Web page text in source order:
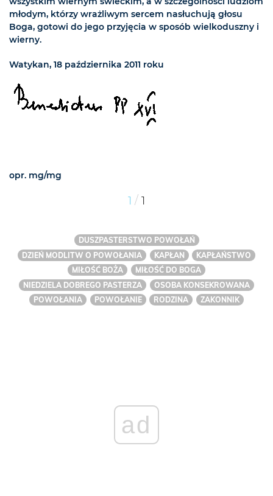
młodym, którzy wrażliwym sercem nasłuchują głosu
Boga, gotowi do jego przyjęcia w sposób wielkoduszny i
wierny.
Watykan, 18 października 2011 roku
opr. mg/mg
1 / 1
DUSZPASTERSTWO POWOŁAŃ
DZIEŃ MODLITW O POWOŁANIA
KAPŁAN
KAPŁAŃSTWO
MIŁOŚĆ BOŻA
MIŁOŚĆ DO BOGA
NIEDZIELA DOBREGO PASTERZA
OSOBA KONSEKROWANA
POWOŁANIA
POWOŁANIE RODZINA ZAKONNIK
ad